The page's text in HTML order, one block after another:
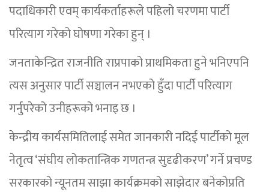
पदाधिकारी एवम् कार्यकर्ताहरूले पहिलो चरणमा पार्टी
परित्याग गरेको घोषणा गरेका हुन् ।
जनताकेन्द्रित राजनीति राप्रपाको प्राथमिकता हुने भनिएपनि
त्यस अनुसार पार्टी सञ्चालन नभएको हुँदा पार्टी परित्याग
गर्नुपरेको उनीहरूको भनाइ छ ।
केन्द्रीय कार्यसमितिलाई समेत जानकारी नदिई पार्टीको मूल
नेतृत्व ‘संघीय लोकतान्त्रिक गणतन्त्र सुदृढीकरण’ गर्ने प्रचण्ड
सरकारको न्यूनतम साझा कार्यक्रमको साझेदार बनेकोप्रति